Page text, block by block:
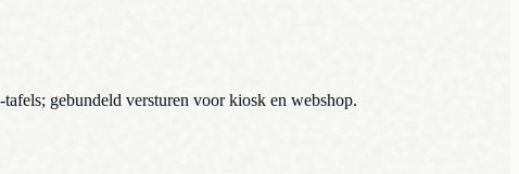
gebundeld versturen voor kiosk en webshop.